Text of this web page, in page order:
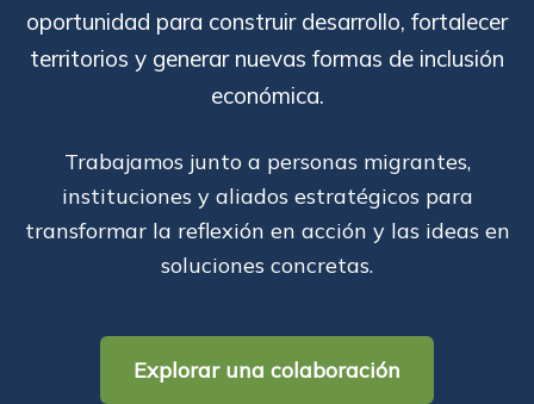
oportunidad para construir desarrollo, fortalecer
territorios y generar nuevas formas de inclusión
económica.
Trabajamos junto a personas migrantes,
instituciones y aliados estratégicos para
transformar la reflexión en acción y las ideas en
soluciones concretas.
Explorar una colaboración